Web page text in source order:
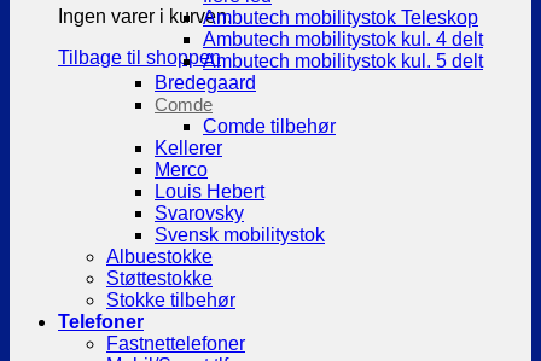
Ingen varer i kurven.
Tilbage til shoppen
Ambutech mobilitystok Teleskop
Ambutech mobilitystok kul. 4 delt
Ambutech mobilitystok kul. 5 delt
Bredegaard
Comde
Comde tilbehør
Kellerer
Merco
Louis Hebert
Svarovsky
Svensk mobilitystok
Albuestokke
Støttestokke
Stokke tilbehør
Telefoner
Fastnettelefoner